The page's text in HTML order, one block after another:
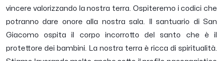
vincere valorizzando la nostra terra. Ospiteremo i codici che
potranno dare onore alla nostra sala. Il santuario di San
Giacomo ospita il corpo incorrotto del santo che è il
protettore dei bambini. La nostra terra è ricca di spiritualità.